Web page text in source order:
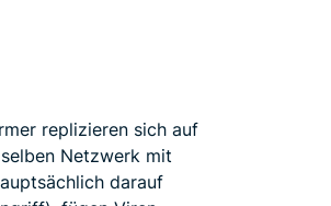
replizieren sich auf
Netzwerk mit
darauf